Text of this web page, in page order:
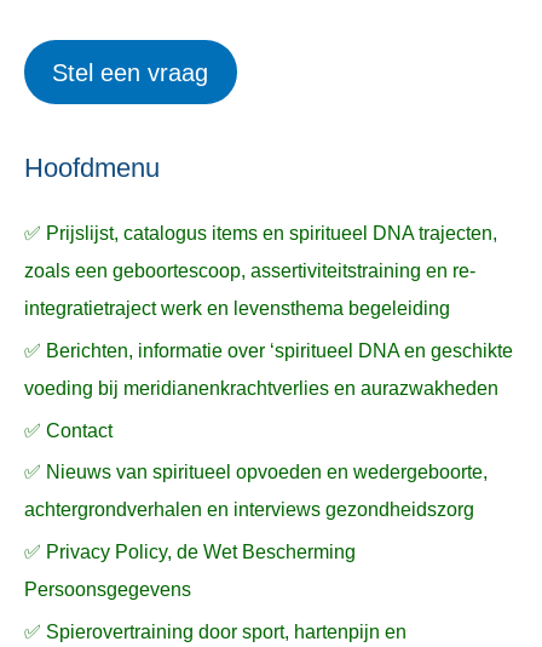
e
n
e
k
a
r
:
Stel een vraag
Hoofdmenu
✅ Prijslijst, catalogus items en spiritueel DNA trajecten,
zoals een geboortescoop, assertiviteitstraining en re-
integratietraject werk en levensthema begeleiding
✅ Berichten, informatie over ‘spiritueel DNA en geschikte
voeding bij meridianenkrachtverlies en aurazwakheden
✅ Contact
✅ Nieuws van spiritueel opvoeden en wedergeboorte,
achtergrondverhalen en interviews gezondheidszorg
✅ Privacy Policy, de Wet Bescherming
Persoonsgegevens
✅ Spierovertraining door sport, hartenpijn en
p
n